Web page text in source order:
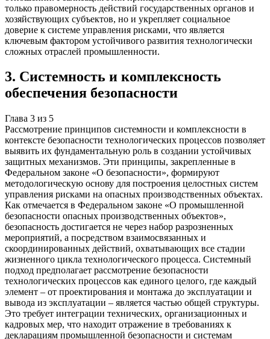
только правомерность действий государственных органов и
хозяйствующих субъектов, но и укрепляет социальное
доверие к системе управления рисками, что является
ключевым фактором устойчивого развития технологически
сложных отраслей промышленности.
3. Системность и комплексность
обеспечения безопасности
Глава 3 из 5
Рассмотрение принципов системности и комплексности в
контексте безопасности технологических процессов позволяет
выявить их фундаментальную роль в создании устойчивых
защитных механизмов. Эти принципы, закрепленные в
Федеральном законе «О безопасности», формируют
методологическую основу для построения целостных систем
управления рисками на опасных производственных объектах.
Как отмечается в Федеральном законе «О промышленной
безопасности опасных производственных объектов»,
безопасность достигается не через набор разрозненных
мероприятий, а посредством взаимосвязанных и
скоординированных действий, охватывающих все стадии
жизненного цикла технологического процесса. Системный
подход предполагает рассмотрение безопасности
технологических процессов как единого целого, где каждый
элемент – от проектирования и монтажа до эксплуатации и
вывода из эксплуатации – является частью общей структуры.
Это требует интеграции технических, организационных и
кадровых мер, что находит отражение в требованиях к
декларациям промышленной безопасности и системам